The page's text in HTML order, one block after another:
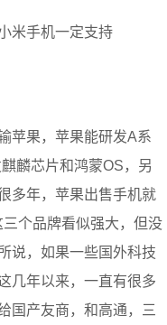
苹果，苹果能研发A系
麟芯片和鸿蒙OS，另
多年，苹果出售手机就
个品牌看似强大，但没
说，如果一些国外科技
几年以来，一直有很多
国产友商，和高通，三